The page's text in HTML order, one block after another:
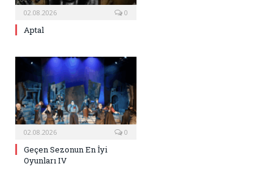
02.08.2026 0
Aptal
02.08.2026 0
Geçen Sezonun En İyi
Oyunları IV